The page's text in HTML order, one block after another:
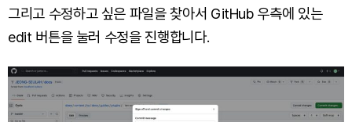
그리고 수정하고 싶은 파일을 찾아서 GitHub 우측에 있는
edit 버튼을 눌러 수정을 진행합니다.